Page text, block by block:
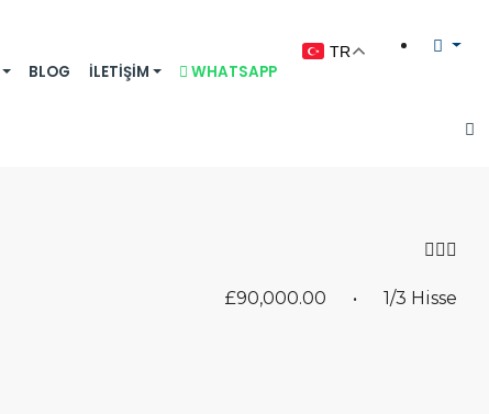
BLOG İLETIŞIM WHATSAPP
TR
£90,000.00 • 1/3 Hisse